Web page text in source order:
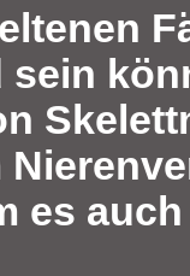
es